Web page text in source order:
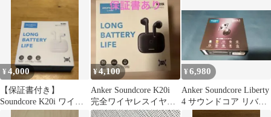
¥4,000
【保証書付き】
Soundcore K20i ワイヤ
¥4,100
Anker Soundcore K20i
完全ワイヤレスイヤホ
ン
¥6,980
Anker Soundcore Liberty
4 サウンドコア リバテ